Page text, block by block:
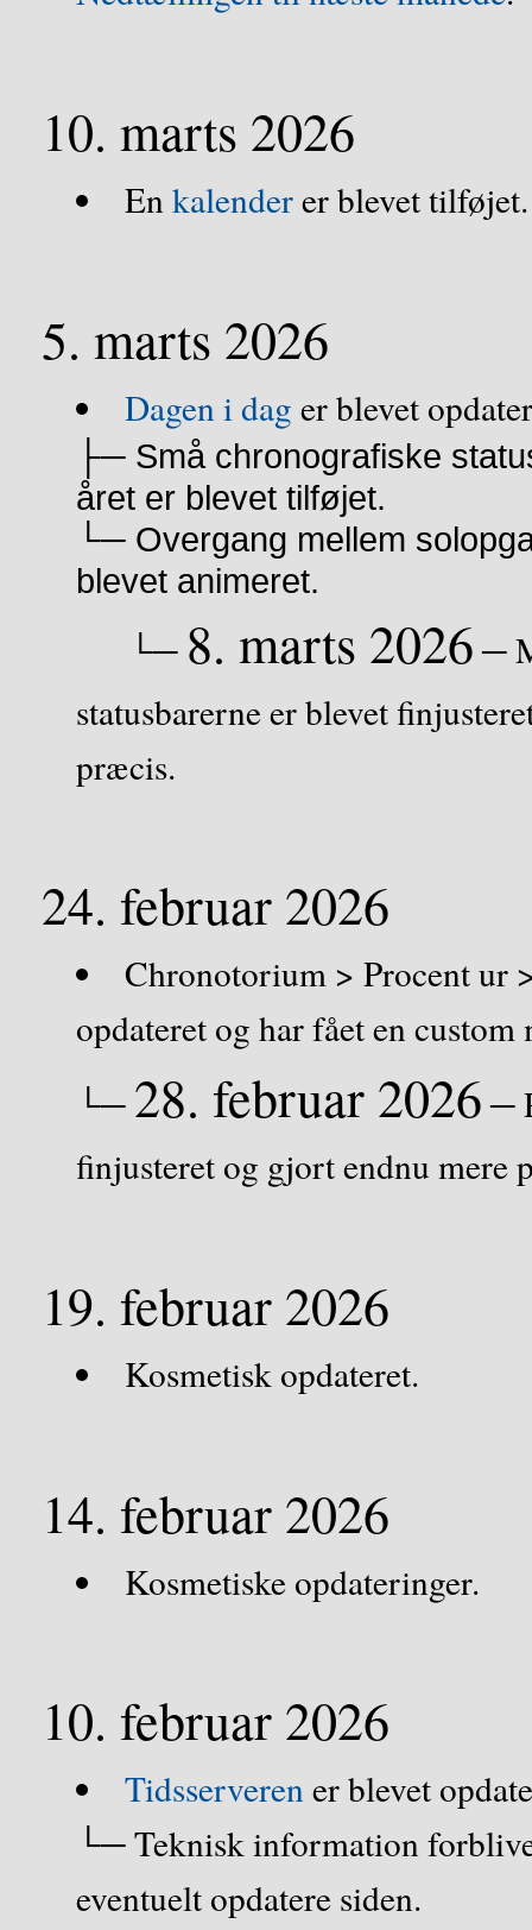
10. marts 2026
En kalenderer blevet tilføjet.
5. marts 2026
Dagen i dag er blevet
├─ Små chronografiske
året er blevet tilføjet.
└─ Overgang mellem
blevet animeret.
└─ 8. marts 2026─
statusbarerne er blevet
præcis.
24. februar 2026
Chronotorium > Procent ur
opdateret og har fået en custom
└─ 28. februar 2026─
finjusteret og gjort endnu mere
19. februar 2026
Kosmetisk opdateret.
14. februar 2026
Kosmetiske opdateringer.
10. februar 2026
Tidsserveren er blevet
└─ Teknisk information
eventuelt opdatere siden.